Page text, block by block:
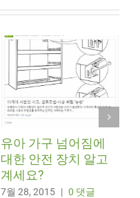
유아 가구 넘어짐에
대한 안전 장치 알고
계세요?
7월 28, 2015 | 0 댓글